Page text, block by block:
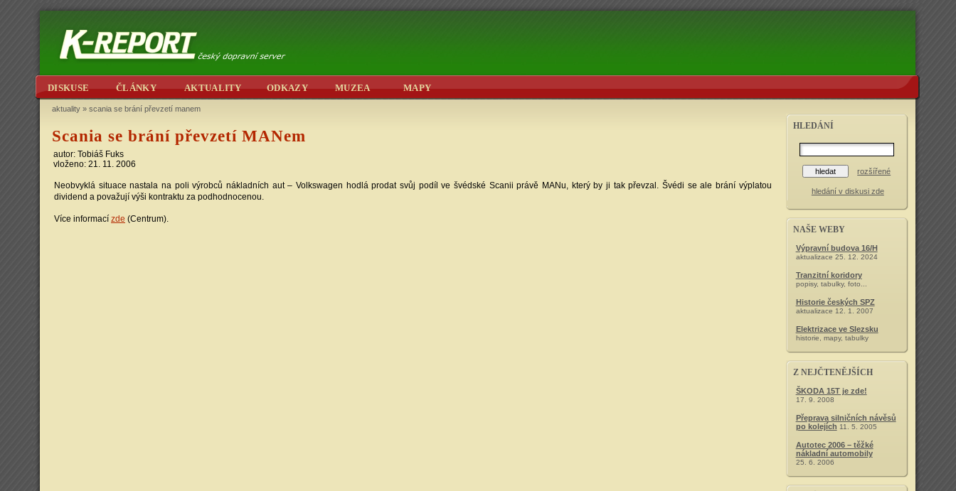
DISKUSE ČLÁNKY AKTUALITY ODKAZY MUZEA MAPY
HLEDÁNÍ
rozšířené
hledání v diskusi zde
NAŠE WEBY
Výpravní budova 16/H
aktualizace 25. 12. 2024
Tranzitní koridory
popisy, tabulky, foto...
Historie českých SPZ
aktualizace 12. 1. 2007
Elektrizace ve Slezsku
historie, mapy, tabulky
Z NEJČTENĚJŠÍCH
ŠKODA 15T je zde!
17. 9. 2008
Přeprava silničních návěsů
po kolejích 11. 5. 2005
Autotec 2006 – těžké
nákladní automobily
25. 6. 2006
aktuality » scania se brání převzetí manem
Scania se brání převzetí MANem
autor: Tobiáš Fuks
vloženo: 21. 11. 2006
Neobvyklá situace nastala na poli výrobců nákladních aut – Volkswagen hodlá prodat svůj podíl ve švédské Scanii právě MANu, který by ji tak převzal. Švédi se ale brání výplatou
dividend a považují výši kontraktu za podhodnocenou.
Více informací zde (Centrum).